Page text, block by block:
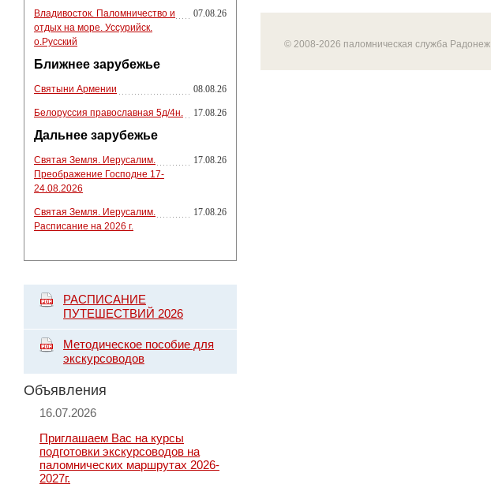
Владивосток. Паломничество и
отдых на море. Уссурийск.
о.Русский
07.08.26
Ближнее зарубежье
Святыни Армении 08.08.26
Белоруссия православная 5д/4н. 17.08.26
Дальнее зарубежье
Святая Земля. Иерусалим.
Преображение Господне 17-
24.08.2026
17.08.26
Святая Земля. Иерусалим.
Расписание на 2026 г.
17.08.26
РАСПИСАНИЕ
ПУТЕШЕСТВИЙ 2026
Методическое пособие для
экскурсоводов
Объявления
16.07.2026
Приглашаем Вас на курсы
подготовки экскурсоводов на
паломнических маршрутах 2026-
2027г.
© 2008-2026 паломническая служба Радонеж